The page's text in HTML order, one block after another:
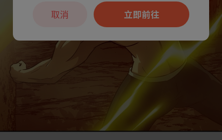
立即前往
取消